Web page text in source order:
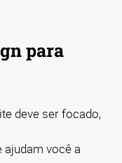
para
deve ser focado,
ajudam você a